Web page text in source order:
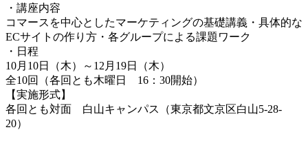
・講座内容
コマースを中心としたマーケティングの基礎講義・具体的な
ECサイトの作り方・各グループによる課題ワーク
・日程
10月10日（木）～12月19日（木）
全10回（各回とも木曜日 16：30開始）
【実施形式】
各回とも対面 白山キャンパス（東京都文京区白山5-28-
20）